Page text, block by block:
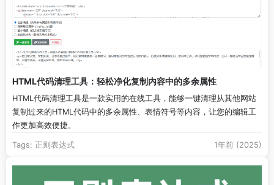
HTML代码清理工具：轻松净化复制内容中的多余属性
HTML代码清理工具是一款实用的在线工具，能够一键清理从其他网站
复制过来的HTML代码中的多余属性、表情符号等内容，让您的编辑工
作更加高效便捷。
Tags: 正则表达式 1年前 (2025)